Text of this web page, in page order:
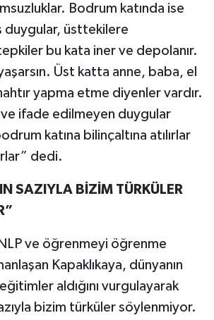
Bodrum katında ise
duygular, üsttekilere
bu kata iner ve depolanır.
Üst katta anne, baba, el
yapma etme diyenler vardır.
ifade edilmeyen duygular
katına bilinçaltına atılırlar
dedi.
SAZIYLA BİZİM TÜRKÜLER
ve öğrenmeyi öğrenme
Kapaklıkaya, dünyanın
aldığını vurgulayarak
bizim türküler söylenmiyor.